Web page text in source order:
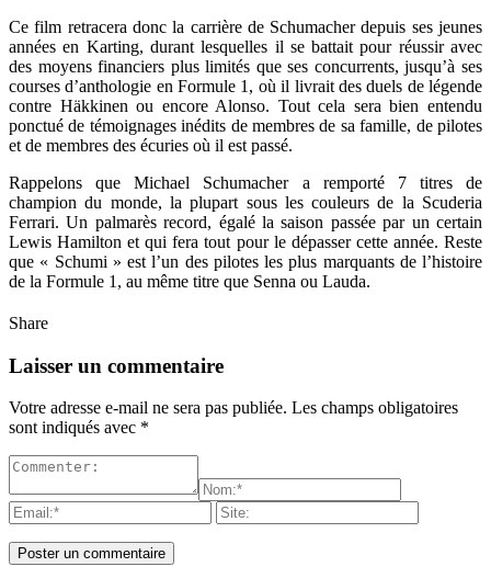
Ce film retracera donc la carrière de Schumacher depuis ses jeunes
années en Karting, durant lesquelles il se battait pour réussir avec
des moyens financiers plus limités que ses concurrents, jusqu’à ses
courses d’anthologie en Formule 1, où il livrait des duels de légende
contre Häkkinen ou encore Alonso. Tout cela sera bien entendu
ponctué de témoignages inédits de membres de sa famille, de pilotes
et de membres des écuries où il est passé.
Rappelons que Michael Schumacher a remporté 7 titres de
champion du monde, la plupart sous les couleurs de la Scuderia
Ferrari. Un palmarès record, égalé la saison passée par un certain
Lewis Hamilton et qui fera tout pour le dépasser cette année. Reste
que « Schumi » est l’un des pilotes les plus marquants de l’histoire
de la Formule 1, au même titre que Senna ou Lauda.
Share
Laisser un commentaire
Votre adresse e-mail ne sera pas publiée. Les champs obligatoires
sont indiqués avec *